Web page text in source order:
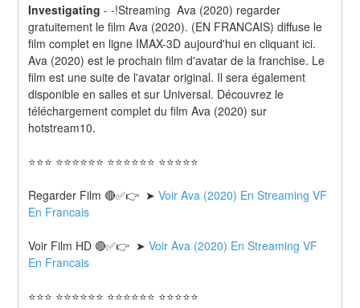
Investigating --!Streaming  Ava (2020) regarder
gratuitement le film Ava (2020). (EN FRANCAIS) diffuse le
film complet en ligne IMAX-3D aujourd'hui en cliquant ici.
Ava (2020) est le prochain film d'avatar de la franchise. Le
film est une suite de l'avatar original. Il sera également
disponible en salles et sur Universal. Découvrez le
téléchargement complet du film Ava (2020) sur
hotstream10.
⭐⭐⭐ ⭐⭐⭐⭐⭐⭐ ⭐⭐⭐⭐⭐⭐ ⭐⭐⭐⭐⭐
Regarder Film 🔴✅👉  ➤ Voir Ava (2020) En Streaming VF
En Francais
Voir Film HD 🔴✅👉  ➤ Voir Ava (2020) En Streaming VF
En Francais
⭐⭐⭐ ⭐⭐⭐⭐⭐⭐ ⭐⭐⭐⭐⭐⭐ ⭐⭐⭐⭐⭐